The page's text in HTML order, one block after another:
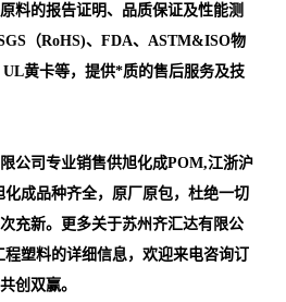
料的报告证明、品质保证及性能测
（RoHS)、FDA、ASTM&ISO物
黄卡等，提供*质的售后服务及技
公司专业销售供旭化成POM,江浙沪
化成品种齐全，原厂原包，杜绝一切
充新。更多关于苏州齐汇达有限公
塑料的详细信息，欢迎来电咨询订
创双赢。